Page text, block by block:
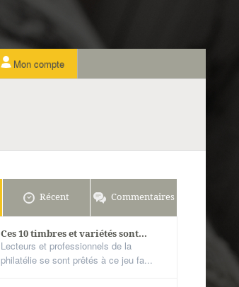
Mon compte
Récent Commentaires
Ces 10 timbres et variétés sont...
Lecteurs et professionnels de la
philatélie se sont prêtés à ce jeu fa...